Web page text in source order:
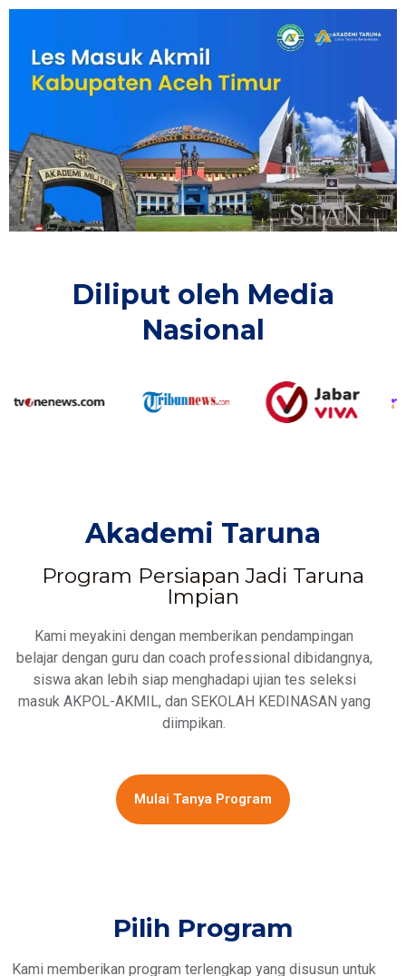
Diliput oleh Media
Nasional​
Akademi Taruna
Program Persiapan Jadi Taruna
Impian
Kami meyakini dengan memberikan pendampingan
belajar dengan guru dan coach professional dibidangnya,
siswa akan lebih siap menghadapi ujian tes seleksi
masuk AKPOL-AKMIL, dan SEKOLAH KEDINASAN yang
diimpikan.
Mulai Tanya Program
Pilih Program
Kami memberikan program terlengkap yang disusun untuk